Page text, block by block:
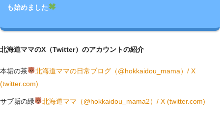
も始めました
北海道ママのX（Twitter）のアカウントの紹介
本垢の茶
北海道ママの日常ブログ（@hokkaidou_mama）/ X
(twitter.com)
サブ垢の緑 北海道ママ（@hokkaidou_mama2）/ X (twitter.com)